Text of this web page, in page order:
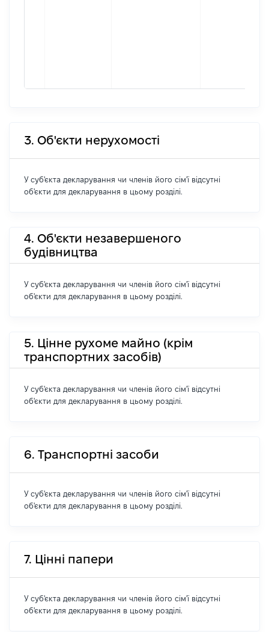
3. Об'єкти нерухомості
У суб'єкта декларування чи членів його сім'ї відсутні
об'єкти для декларування в цьому розділі.
4. Об'єкти незавершеного
будівництва
У суб'єкта декларування чи членів його сім'ї відсутні
об'єкти для декларування в цьому розділі.
5. Цінне рухоме майно (крім
транспортних засобів)
У суб'єкта декларування чи членів його сім'ї відсутні
об'єкти для декларування в цьому розділі.
6. Транспортні засоби
У суб'єкта декларування чи членів його сім'ї відсутні
об'єкти для декларування в цьому розділі.
7. Цінні папери
У суб'єкта декларування чи членів його сім'ї відсутні
об'єкти для декларування в цьому розділі.